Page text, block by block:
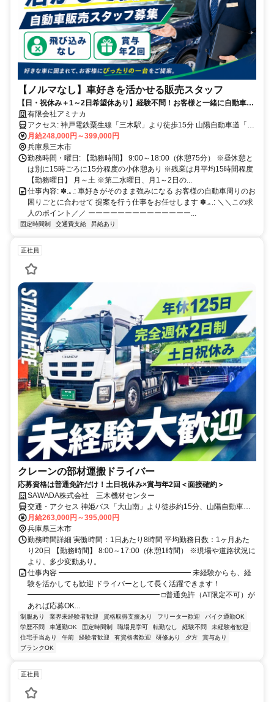
【ノルマなし】車好きを活かせる販売スタッフ
【日・祝休み＋1～2日希望休あり】経験不問！お客様と一緒に自動車選
びを楽しめる仕事です♪✅賞与年2回
有限会社アミナカ
アクセス: 神戸電鉄粟生線「三木駅」より徒歩15分 山陽自動車道「三
木IC」から車で約10分
月給248,000円～399,000円
兵庫県三木市
勤務時間・曜日: 【勤務時間】 9:00～18:00（休憩75分） ※昼休憩と
は別に15時ごろに15分程度の小休憩あり ※残業は月平均15時間程度
【勤務曜日】 月～土 ※第二水曜日、月1～2日の...
仕事内容: ✽.｡.: 車好きがそのまま強みになる お客様の自動車周りのお
困りごとに合わせて 提案を行う仕事をお任せします ✽.｡.: ＼＼この求
人のポイント／／ ーーーーーーーーーーーーーー...
固定時間制 交通費支給 昇給あり
正社員
クレーンの部材運搬ドライバー
応募資格は普通免許だけ！土日祝休み×賞与年2回＜面接確約＞
SAWADA株式会社 三木機材センター
交通・アクセス 神姫バス「大山南」より徒歩約15分、山陽自動車道
「三木小野IC」より車で約5分
月給263,000円～395,000円
兵庫県三木市
勤務時間詳細 実働時間：1日あたり8時間 平均勤務日数：1ヶ月あた
り20日 【勤務時間】 8:00～17:00（休憩1時間） ※現場や道路状況に
より、多少変動あり。
仕事内容 ━━━━━━━━━━━━━━━━━━ 未経験からも、経
験を活かしても歓迎 ドライバーとして長く活躍できます！
━━━━━━━━━━━━━━━━━━ □普通免許（AT限定不可）が
あれば応募OK...
制服あり 業界未経験者歓迎 資格取得支援あり フリーター歓迎
バイク通勤OK
学歴不問
車通勤OK 固定時間制 職場見学可 転勤なし 経験不問
未経験者歓迎
住宅手当あり
午前 経験者歓迎 有資格者歓迎 研修あり 夕方
賞与あり
ブランクOK
正社員